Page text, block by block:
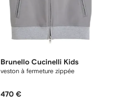
Brunello Cucinelli Kids
veston à fermeture zippée
470 €